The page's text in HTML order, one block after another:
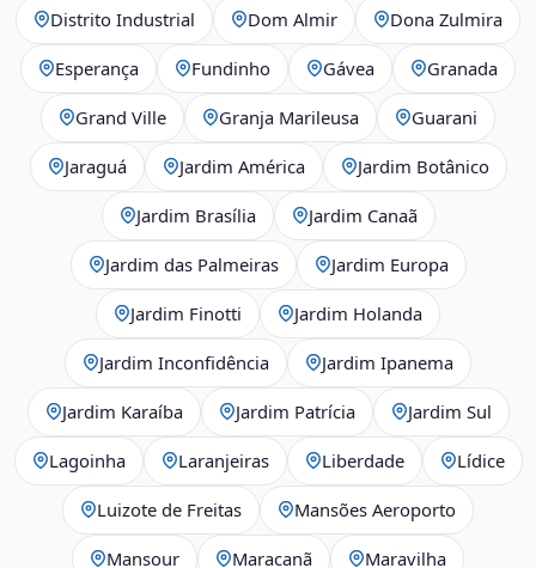
Distrito Industrial Dom Almir Dona Zulmira
Esperança Fundinho Gávea Granada
Grand Ville Granja Marileusa Guarani
Jaraguá Jardim América Jardim Botânico
Jardim Brasília Jardim Canaã
Jardim das Palmeiras Jardim Europa
Jardim Finotti Jardim Holanda
Jardim Inconfidência Jardim Ipanema
Jardim Karaíba Jardim Patrícia Jardim Sul
Lagoinha Laranjeiras Liberdade Lídice
Luizote de Freitas Mansões Aeroporto
Mansour Maracanã Maravilha